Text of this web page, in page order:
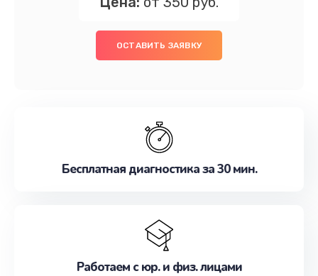
ОСТАВИТЬ ЗАЯВКУ
Бесплатная диагностика за 30 мин.
Работаем с юр. и физ. лицами